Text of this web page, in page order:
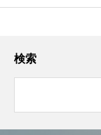
検索